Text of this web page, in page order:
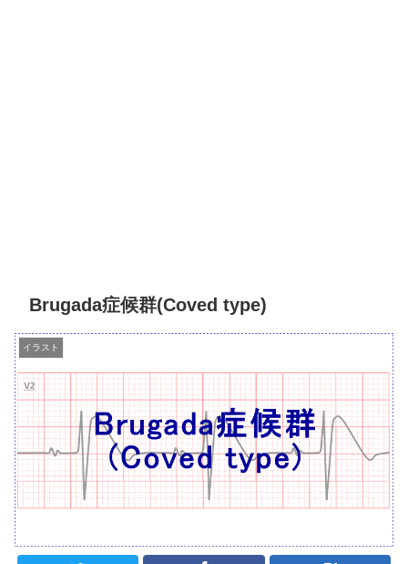
Brugada症候群(Coved type)
イラスト